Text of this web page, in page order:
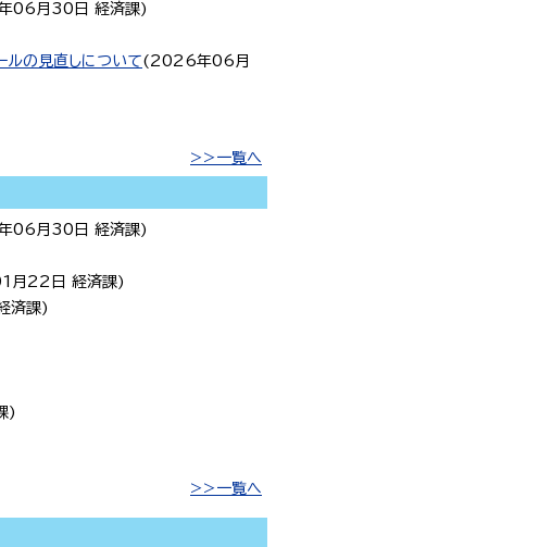
06月30日 経済課)
ルの見直しについて( 2026年06月
一覧へ
06月30日 経済課)
月22日 経済課)
済課)
)
一覧へ